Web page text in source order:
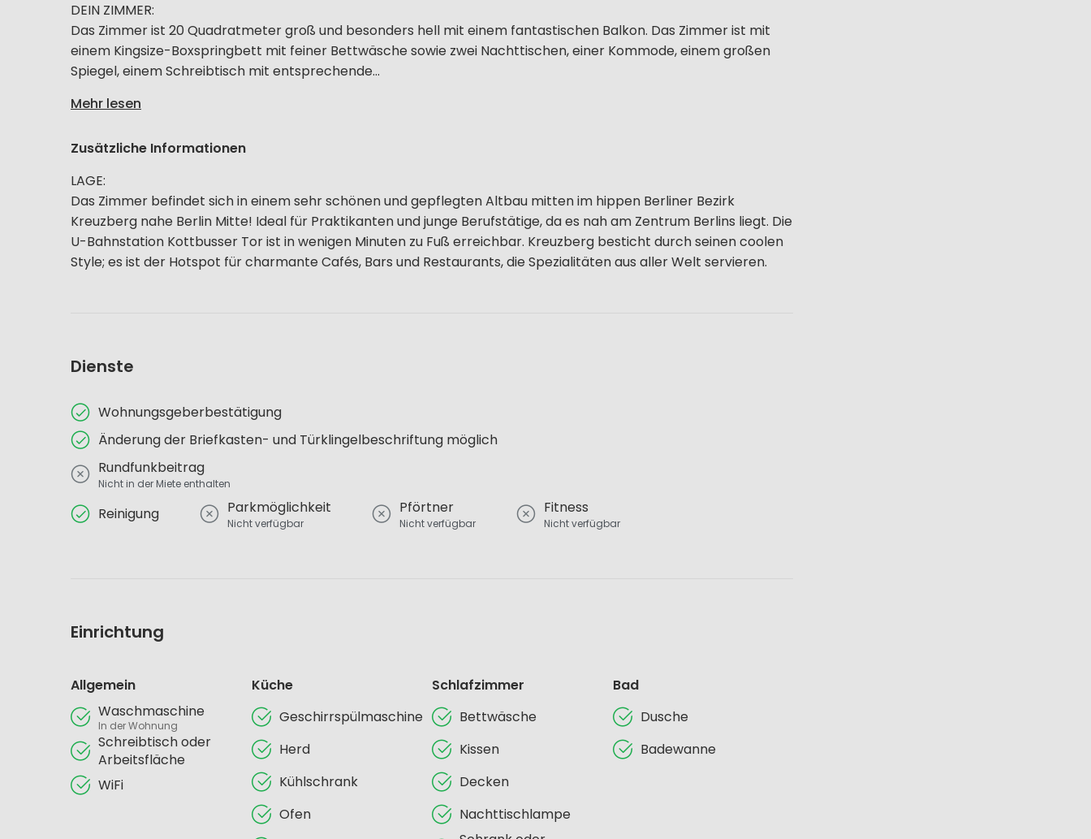
DEIN ZIMMER:
Das Zimmer ist 20 Quadratmeter groß und besonders hell mit einem fantastischen Balkon. Das Zimmer ist mit
einem Kingsize-Boxspringbett mit feiner Bettwäsche sowie zwei Nachttischen, einer Kommode, einem großen
Spiegel, einem Schreibtisch mit entsprechende...
Mehr lesen
Zusätzliche Informationen
LAGE:
Das Zimmer befindet sich in einem sehr schönen und gepflegten Altbau mitten im hippen Berliner Bezirk
Kreuzberg nahe Berlin Mitte! Ideal für Praktikanten und junge Berufstätige, da es nah am Zentrum Berlins liegt. Die
U-Bahnstation Kottbusser Tor ist in wenigen Minuten zu Fuß erreichbar. Kreuzberg besticht durch seinen coolen
Style; es ist der Hotspot für charmante Cafés, Bars und Restaurants, die Spezialitäten aus aller Welt servieren.
Dienste
Wohnungsgeberbestätigung
Änderung der Briefkasten- und Türklingelbeschriftung möglich
Rundfunkbeitrag
Nicht in der Miete enthalten
Reinigung Parkmöglichkeit
Nicht verfügbar
Pförtner
Nicht verfügbar
Fitness
Nicht verfügbar
Einrichtung
Allgemein
Waschmaschine
In der Wohnung
Schreibtisch oder
Arbeitsfläche
WiFi
Küche
Geschirrspülmaschine
Herd
Kühlschrank
Ofen
Schlafzimmer
Bettwäsche
Kissen
Decken
Nachttischlampe
Bad
Dusche
Badewanne